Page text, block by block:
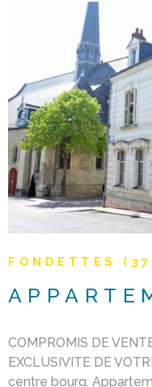
FONDETTES
COMPROMIS DE
EXCLUSIVITE DE
centre bourg.